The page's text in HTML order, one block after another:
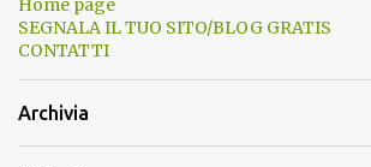
Home page
SEGNALA IL TUO SITO/BLOG GRATIS
CONTATTI
Archivia